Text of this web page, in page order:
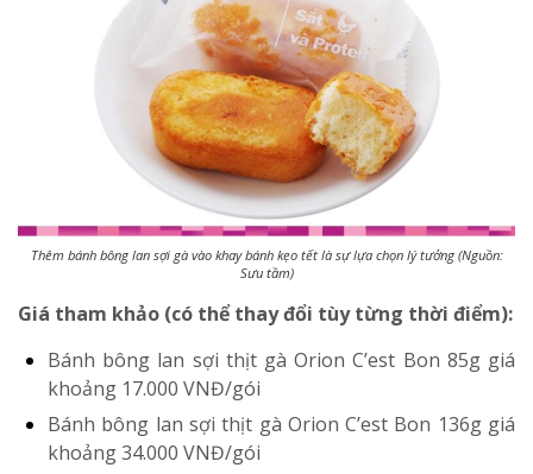
Thêm bánh bông lan sợi gà vào khay bánh kẹo tết là sự lựa chọn lý tưởng (Nguồn:
Sưu tầm)
Giá tham khảo (có thể thay đổi tùy từng thời điểm):
Bánh bông lan sợi thịt gà Orion C’est Bon 85ggiá
khoảng 17.000 VNĐ/gói
Bánh bông lan sợi thịt gà Orion C’est Bon 136ggiá
khoảng 34.000 VNĐ/gói